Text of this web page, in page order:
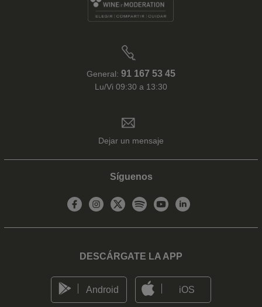
General: 91 167 53 45
Lu/Vi 09:30 a 13:30
Dejar un mensaje
Síguenos
DESCÁRGATE LA APP
Android iOS